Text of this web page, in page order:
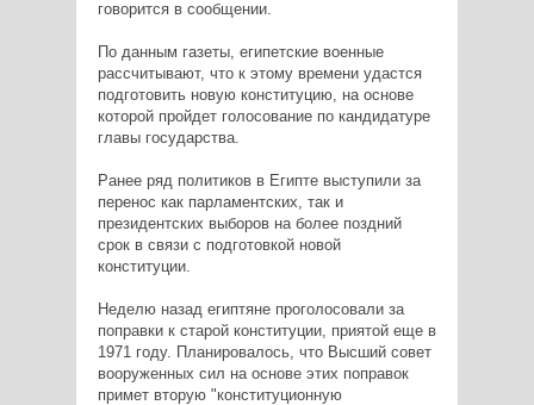
говорится в сообщении.
По данным газеты, египетские военные
рассчитывают, что к этому времени удастся
подготовить новую конституцию, на основе
которой пройдет голосование по кандидатуре
главы государства.
Ранее ряд политиков в Египте выступили за
перенос как парламентских, так и
президентских выборов на более поздний
срок в связи с подготовкой новой
конституции.
Неделю назад египтяне проголосовали за
поправки к старой конституции, приятой еще в
1971 году. Планировалось, что Высший совет
вооруженных сил на основе этих поправок
примет вторую "конституционную